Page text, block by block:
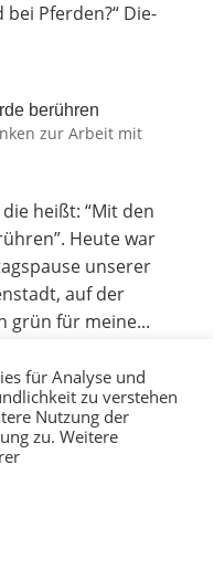
Pferden?“ Die­
berühren
zur Arbeit mit
heißt: “Mit den
Heu­te war
unse­rer
auf der
grün für mei­ne...
bibi@degn.de
- Datenschutz
für Analyse und
zu verstehen
Nutzung der
zu. Weitere